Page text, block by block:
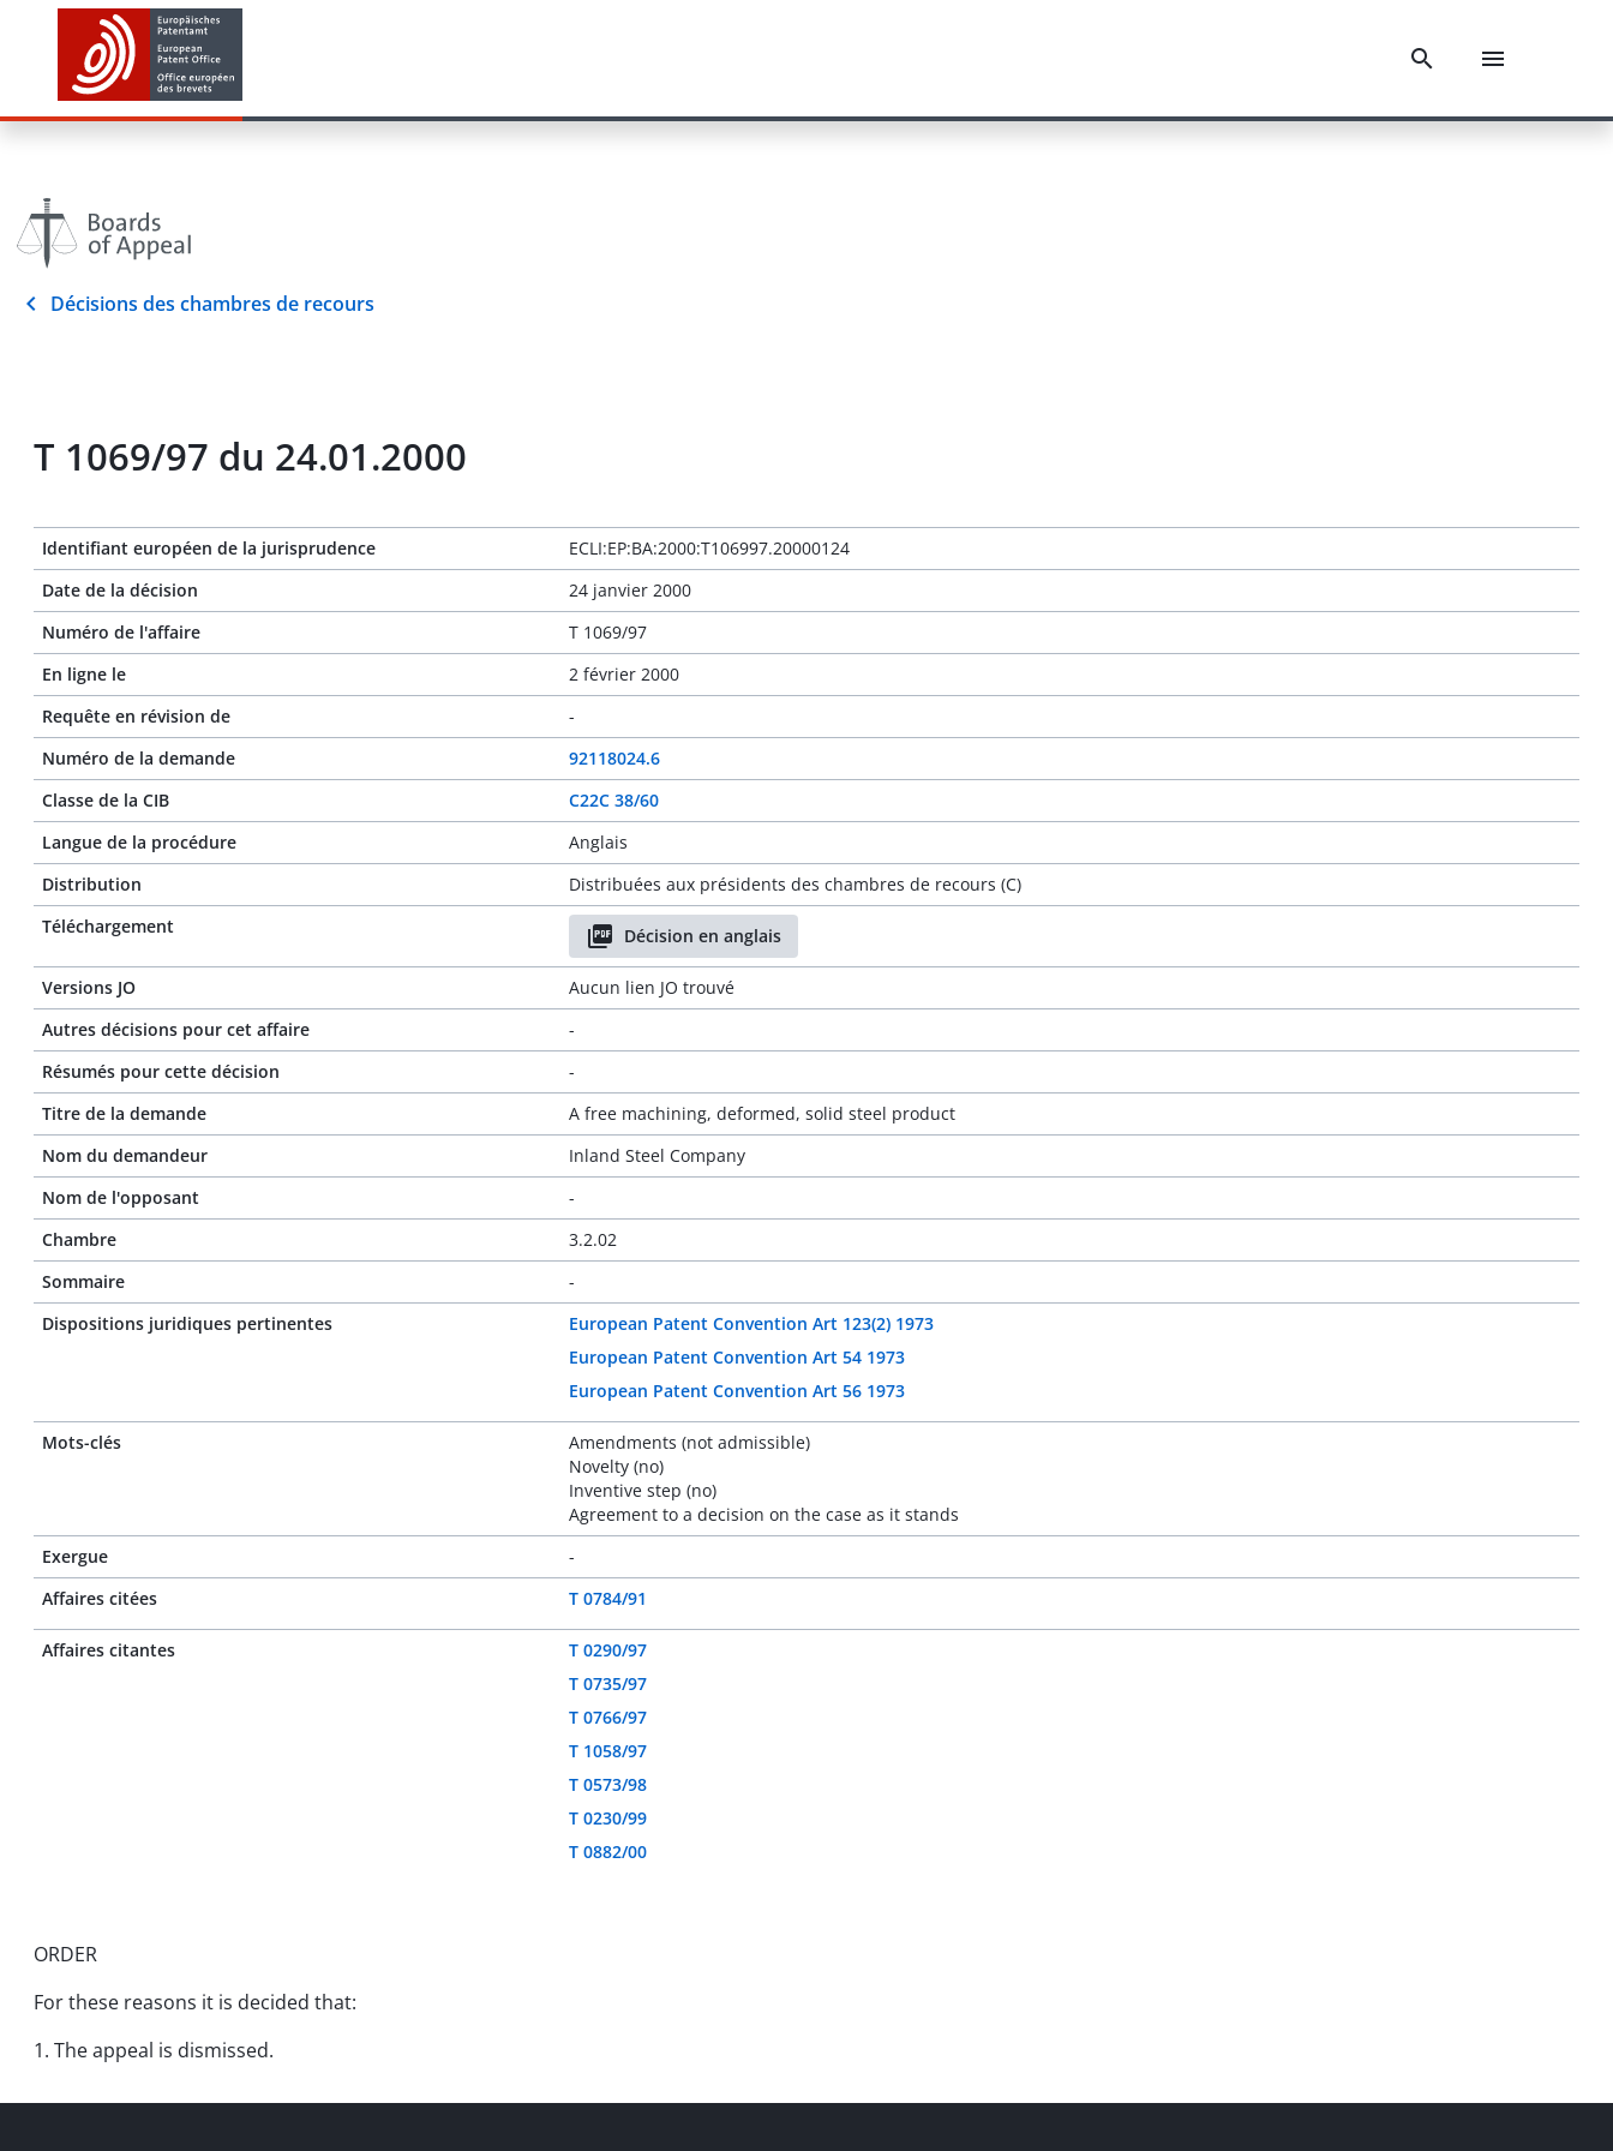
Décisions des chambres de recours
T 1069/97 du 24.01.2000
Identifiant européen de la jurisprudence
ECLI:EP:BA:2000:T106997.20000124
Date de la décision
24 janvier 2000
Numéro de l'affaire
T 1069/97
En ligne le
2 février 2000
Requête en révision de
-
Numéro de la demande
92118024.6
Classe de la CIB
C22C 38/60
Langue de la procédure
Anglais
Distribution
Distribuées aux présidents des chambres de recours (C)
Téléchargement
Décision en anglais
Versions JO
Aucun lien JO trouvé
Autres décisions pour cet affaire
-
Résumés pour cette décision
-
Titre de la demande
A free machining, deformed, solid steel product
Nom du demandeur
Inland Steel Company
Nom de l'opposant
-
Chambre
3.2.02
Sommaire
-
Dispositions juridiques pertinentes
European Patent Convention Art 123(2) 1973
European Patent Convention Art 54 1973
European Patent Convention Art 56 1973
Mots-clés
Amendments (not admissible)
Novelty (no)
Inventive step (no)
Agreement to a decision on the case as it stands
Exergue
-
Affaires citées
T 0784/91
Affaires citantes
T 0290/97
T 0735/97
T 0766/97
T 1058/97
T 0573/98
T 0230/99
T 0882/00
ORDER
For these reasons it is decided that:
1. The appeal is dismissed.